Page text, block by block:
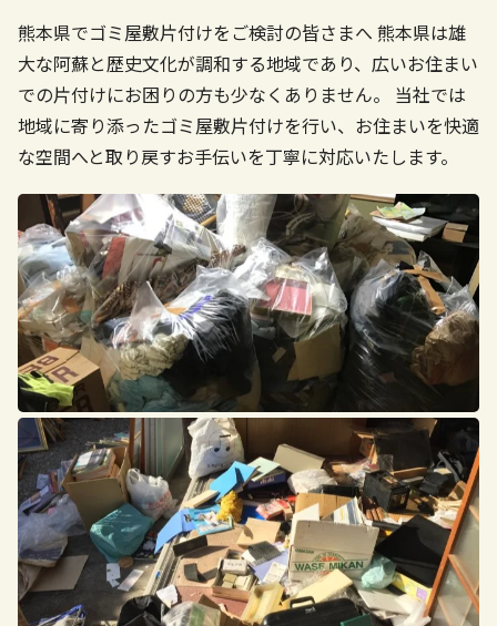
熊本県でゴミ屋敷片付けをご検討の皆さまへ 熊本県は雄
大な阿蘇と歴史文化が調和する地域であり、広いお住まい
での片付けにお困りの方も少なくありません。
当社では
地域に寄り添ったゴミ屋敷片付けを行い、お住まいを快適
な空間へと取り戻すお手伝いを丁寧に対応いたします。